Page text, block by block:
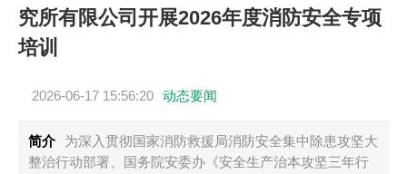
究所有限公司开展2026年度消防安全专项
培训
2026-06-17 15:56:20 动态要闻
简介
为深入贯彻国家消防救援局消防安全集中除患攻坚大
整治行动部署、国务院安委办《安全生产治本攻坚三年行